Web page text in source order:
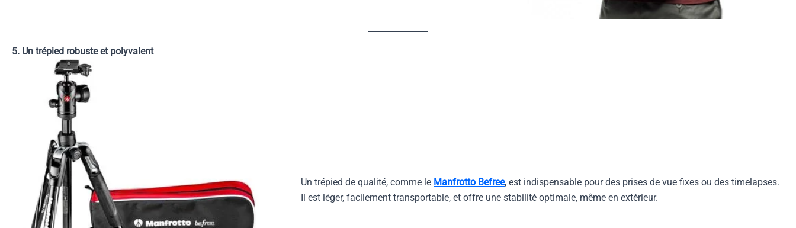
5. Un trépied robuste et polyvalent
Un trépied de qualité, comme le Manfrotto Befree, est indispensable pour des prises de vue fixes ou des timelapses.
Il est léger, facilement transportable, et offre une stabilité optimale, même en extérieur.